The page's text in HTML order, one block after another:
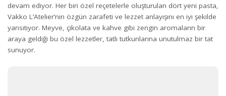
devam ediyor. Her biri özel reçetelerle oluşturulan dört yeni pasta,
Vakko L’Atelier’nin özgün zarafeti ve lezzet anlayışını en iyi şekilde
yansıtıyor. Meyve, çikolata ve kahve gibi zengin aromaların bir
araya geldiği bu özel lezzetler, tatlı tutkunlarına unutulmaz bir tat
sunuyor.